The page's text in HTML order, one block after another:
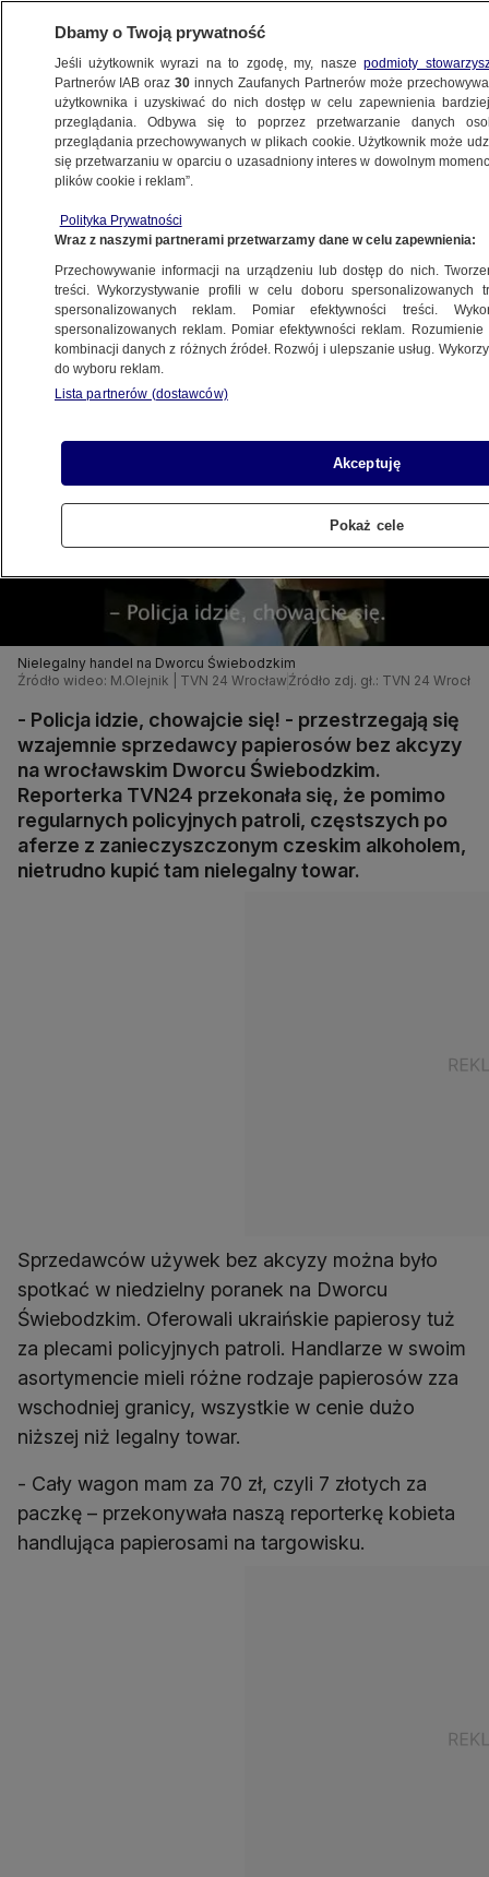
WROCŁAW
policjantów
1.10.2012, 13:00
Udostępnij
Nielegalny handel na Dworcu Świebodzkim
Źródło wideo: M.Olejnik | TVN 24 Wrocław Źródło zdj. gł.: TVN 24
- Policja idzie, chowajcie się! - przestrzegają się
wzajemnie sprzedawcy papierosów bez akcyzy
na wrocławskim Dworcu Świebodzkim.
Reporterka TVN24 przekonała się, że pomimo
regularnych policyjnych patroli, częstszych po
aferze z zanieczyszczonym czeskim alkoholem,
nietrudno kupić tam nielegalny towar.
Sprzedawców używek bez akcyzy można było
spotkać w niedzielny poranek na Dworcu
Świebodzkim. Oferowali ukraińskie papierosy tuż
za plecami policyjnych patroli. Handlarze w swoim
asortymencie mieli różne rodzaje papierosów zza
wschodniej granicy, wszystkie w cenie dużo
niższej niż legalny towar.
- Cały wagon mam za 70 zł, czyli 7 złotych za
paczkę – przekonywała naszą reporterkę kobieta
handlująca papierosami na targowisku.
Dbamy o Twoją prywatność
Jeśli użytkownik wyrazi na to zgodę, my, naszepodmioty
Partnerów IAB oraz30 innych Zaufanych Partnerów może
użytkownika i uzyskiwać do nich dostęp w celu zapewnienia
przeglądania. Odbywa się to poprzez przetwarzanie danych
przeglądania przechowywanych w plikach cookie. Użytkownik może
się przetwarzaniu w oparciu o uzasadniony interes w dowolnym
plików cookie i reklam”.
Polityka Prywatności
Wraz z naszymi partnerami przetwarzamy dane w celu zapewnienia:
Przechowywanie informacji na urządzeniu lub dostęp do nich.
treści. Wykorzystywanie profili w celu doboru spersonalizowanych
spersonalizowanych reklam. Pomiar efektywności treści.
spersonalizowanych reklam. Pomiar efektywności reklam.
kombinacji danych z różnych źródeł. Rozwój i ulepszanie usług.
do wyboru reklam.
Lista partnerów (dostawców)
Akceptuję
Pokaż cele